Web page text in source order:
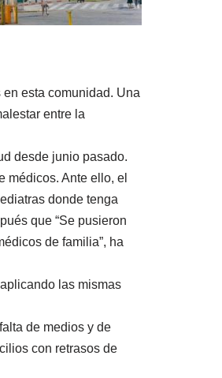
esta comunidad. Una
entre la
desde junio pasado.
médicos. Ante ello, el
donde tenga
que “Se pusieron
de familia”, ha
las mismas
de medios y de
con retrasos de